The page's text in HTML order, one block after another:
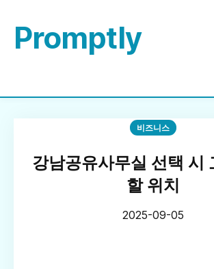
Promptly
비즈니스
강남공유사무실 선택 시
할 위치
2025-09-05